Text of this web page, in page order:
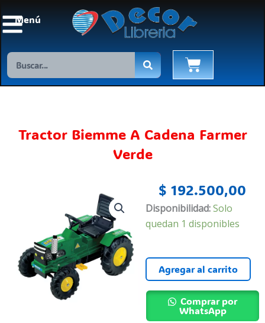
al
Menú
Search Cart
Tractor Biemme A Cadena Farmer
Verde
$ 192.500,00
Disponibilidad:Solo
quedan 1 disponibles
Tractor
Biemme
Farmer
Verde
cantidad
Agregar al carrito
Comprar por
WhatsApp